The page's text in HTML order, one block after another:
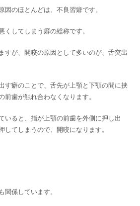
因のほとんどは、不良習癖です。
くしてしまう癖の総称です。
すが、開咬の原因として多いのが、舌突出
す癖のことで、舌先が上顎と下顎の間に挟
前歯が触れ合わなくなります。
いると、指が上顎の前歯を外側に押し出
してしまうので、開咬になります。
関係しています。